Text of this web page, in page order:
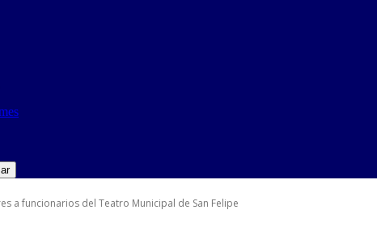
a funcionarios del Teatro Municipal de San Felipe